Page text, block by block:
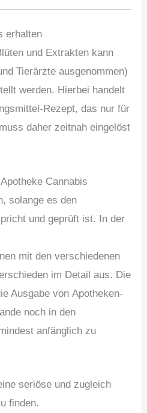
erhalten
und Extrakten kann
Tierärzte ausgenommen)
werden. Hierbei handelt
Rezept, das nur für
daher zeitnah eingelöst
Cannabis
solange es den
und geprüft ist. In der
mit den verschiedenen
im Detail aus. Die
Ausgabe von Apotheken-
noch in den
anfänglich zu
seriöse und zugleich
finden.